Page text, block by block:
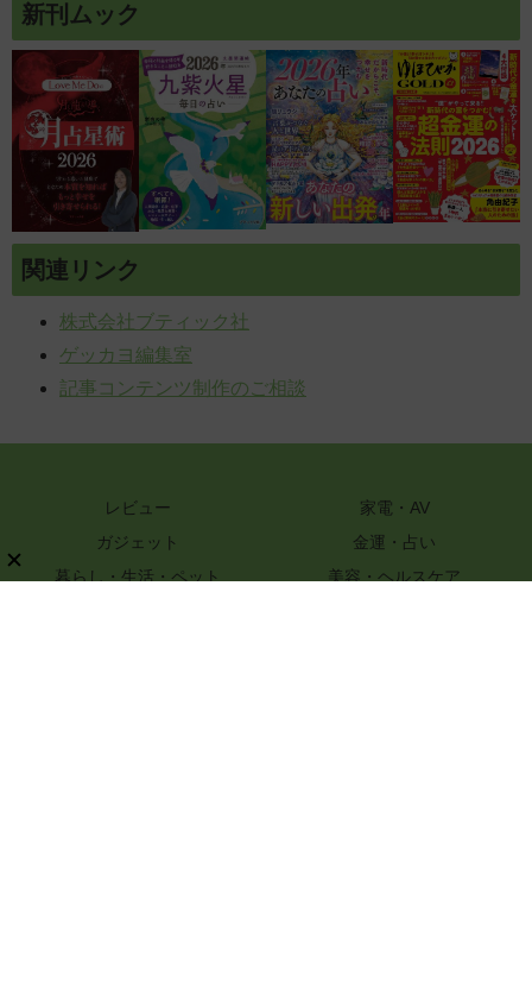
新刊ムック
関連リンク
株式会社ブティック社
ゲッカヨ編集室
記事コンテンツ制作のご相談
レビュー
家電・AV
ガジェット
金運・占い
暮らし・生活・ペット
美容・ヘルスケア